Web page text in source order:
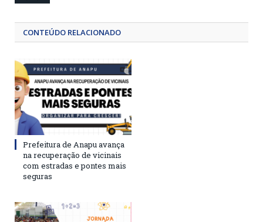
CONTEÚDO RELACIONADO
Prefeitura de Anapu avança
na recuperação de vicinais
com estradas e pontes mais
seguras